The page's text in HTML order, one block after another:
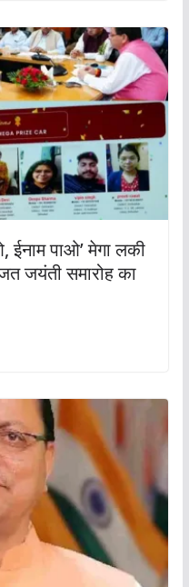
ईनाम पाओ’ मेगा लकी
जयंती समारोह का